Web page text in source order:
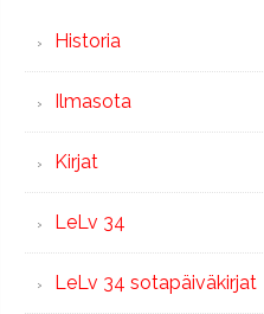
Historia
Ilmasota
Kirjat
LeLv 34
LeLv 34 sotapäiväkirjat